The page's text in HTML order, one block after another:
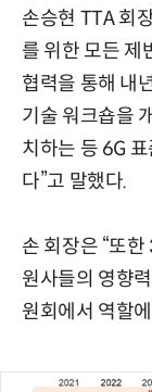
손승현 TTA 회
를 위한 모든 제
협력을 통해 내
기술 워크숍을
치하는 등 6G
다”고 말했다.
손 회장은 “또
원사들의 영향
원회에서 역할